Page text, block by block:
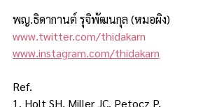
พญ.ธิดากานต์ รุจิพัฒนกุล (หมอผิง)
www.twitter.com/thidakarn
www.instagram.com/thidakarn
Ref.
1. Holt SH, Miller JC, Petocz P,